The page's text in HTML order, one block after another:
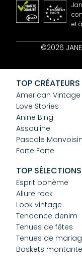
Contact
CGV
Confidentialité
Cookies
et
©2026
TOP CRÉATEURS
American Vintage
Love Stories
Anine Bing
Assouline
Pascale Monvoisin
Forte Forte
TOP SÉLECTIONS
Esprit bohème
Allure rock
Look vintage
Tendance denim
Tenues de fêtes
Tenues de
Baskets